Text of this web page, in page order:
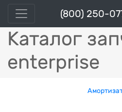
(800) 250-
Каталог
enterprise